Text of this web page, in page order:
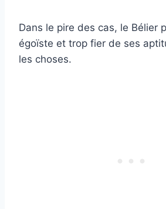
Dans le pire des cas, le Bélier
égoïste et trop fier de ses
les choses.